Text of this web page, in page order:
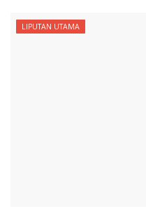
LIPUTAN UTAMA